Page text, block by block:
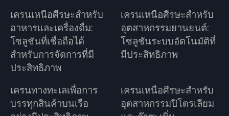
เครนเหนือศีรษะสำหรับ
อาหารและเครื่องดื่ม:
โซลูชันที่เชื่อถือได้
สำหรับการจัดการที่มี
ประสิทธิภาพ
เครนเหนือศีรษะสำหรับ
อุตสาหกรรมยานยนต์:
โซลูชันระบบอัตโนมัติที่
มีประสิทธิภาพ
เครนทางทะเลเพื่อการ
บรรทุกสินค้าบนเรือ
เครนเหนือศีรษะสำหรับ
อุตสาหกรรมปิโตรเลียม